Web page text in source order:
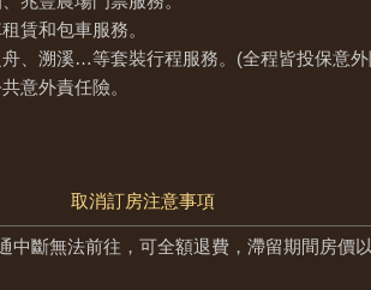
賃和包車服務。
、溯溪…等套裝行程服務。(全程皆投保意
意外責任險。
取消訂房注意事項
中斷無法前往，可全額退費，滯留期間房價